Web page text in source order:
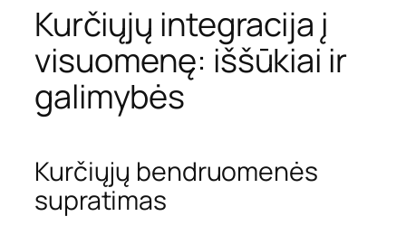
Kurčiųjų integracija į
visuomenę: iššūkiai ir
galimybės
Kurčiųjų bendruomenės
supratimas